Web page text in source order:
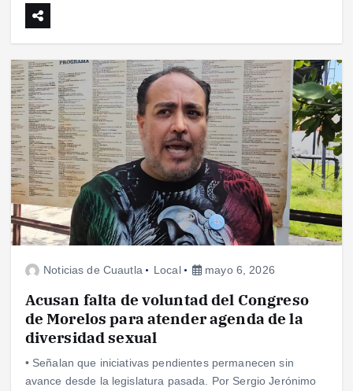
Noticias de Cuautla Local mayo 6, 2026
Acusan falta de voluntad del Congreso
de Morelos para atender agenda de la
diversidad sexual
• Señalan que iniciativas pendientes permanecen sin
avance desde la legislatura pasada. Por Sergio Jerónimo